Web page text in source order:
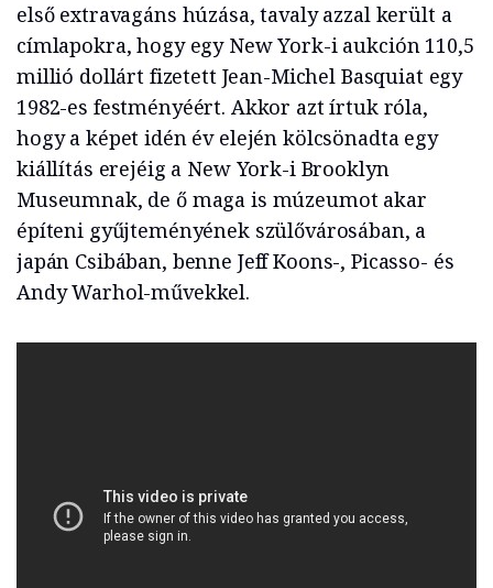
első extravagáns húzása, tavaly azzal került a
címlapokra, hogy egy New York-i aukción 110,5
millió dollárt fizetett Jean-Michel Basquiat egy
1982-es festményéért. Akkor azt írtuk róla,
hogy a képet idén év elején kölcsönadta egy
kiállítás erejéig a New York-i Brooklyn
Museumnak, de ő maga is múzeumot akar
építeni gyűjteményének szülővárosában, a
japán Csibában, benne Jeff Koons-, Picasso- és
Andy Warhol-művekkel.